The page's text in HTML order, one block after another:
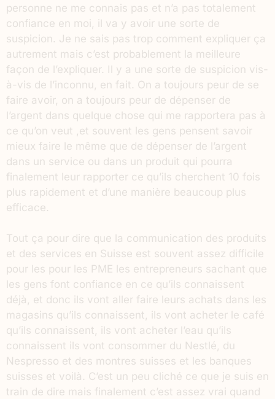
personne ne me connais pas et n’a pas totalement
confiance en moi, il va y avoir une sorte de
suspicion. Je ne sais pas trop comment expliquer ça
autrement mais c’est probablement la meilleure
façon de l’expliquer. Il y a une sorte de suspicion vis-
à-vis de l’inconnu, en fait. On a toujours peur de se
faire avoir, on a toujours peur de dépenser de
l’argent dans quelque chose qui me rapportera pas à
ce qu’on veut ,et souvent les gens pensent savoir
mieux faire le même que de dépenser de l’argent
dans un service ou dans un produit qui pourra
finalement leur rapporter ce qu’ils cherchent 10 fois
plus rapidement et d’une manière beaucoup plus
efficace.
Tout ça pour dire que la communication des produits
et des services en Suisse est souvent assez difficile
pour les pour les PME les entrepreneurs sachant que
les gens font confiance en ce qu’ils connaissent
déjà, et donc ils vont aller faire leurs achats dans les
magasins qu’ils connaissent, ils vont acheter le café
qu’ils connaissent, ils vont acheter l’eau qu’ils
connaissent ils vont consommer du Nestlé, du
Nespresso et des montres suisses et les banques
suisses et voilà. C’est un peu cliché ce que je suis en
train de dire mais finalement c’est assez vrai quand